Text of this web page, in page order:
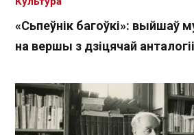
«Сьпеўнік багоўкі»: выйшаў
на вершы з дзіцячай